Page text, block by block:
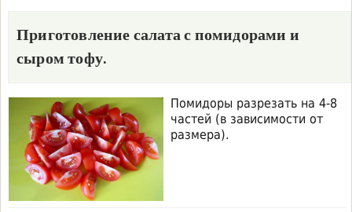
Приготовление салата с помидорами и
сыром тофу.
Помидоры разрезать на 4-8
частей (в зависимости от
размера).